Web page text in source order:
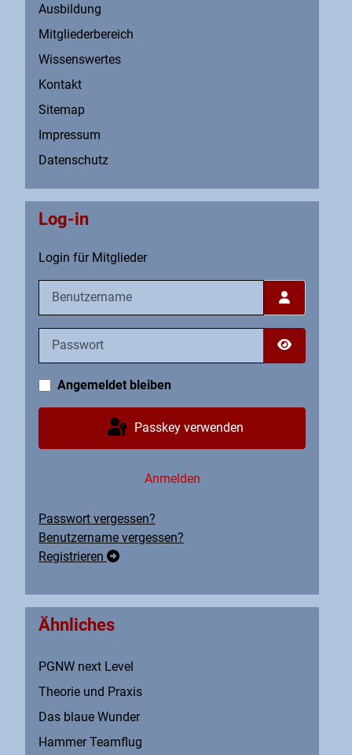
Ausbildung
Mitgliederbereich
Wissenswertes
Kontakt
Sitemap
Impressum
Datenschutz
Log-in
Login für Mitglieder
Passwort
Angemeldet bleiben
Passkey verwenden
Anmelden
Passwort vergessen?
Benutzername vergessen?
Registrieren
Ähnliches
PGNW next Level
Theorie und Praxis
Das blaue Wunder
Hammer Teamflug